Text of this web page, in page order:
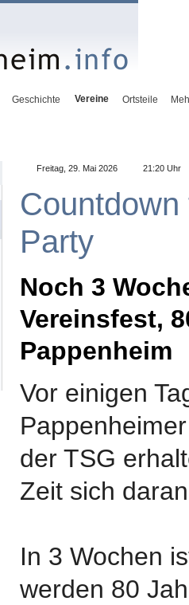
Geschichte Vereine Ortsteile
Freitag, 29. Mai 2026 21:20 Uhr
Party
Noch 3
Vereinsfest,
Pappenheim
Vor einigen
der TSG
Zeit sich
In 3 Wochen
werden 80